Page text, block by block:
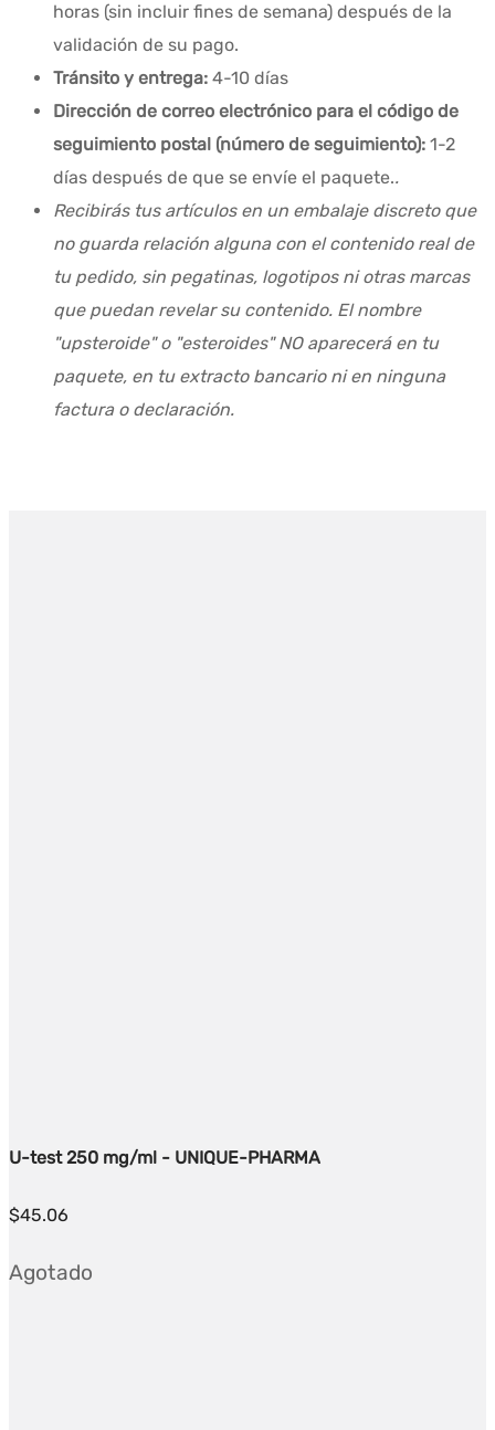
horas (sin incluir fines de semana) después de la
validación de su pago.
Tránsito y entrega: 4-10 días
Dirección de correo electrónico para el código de
seguimiento postal (número de seguimiento): 1-2
días después de que se envíe el paquete..
Recibirás tus artículos en un embalaje discreto que
no guarda relación alguna con el contenido real de
tu pedido, sin pegatinas, logotipos ni otras marcas
que puedan revelar su contenido. El nombre
"upsteroide" o "esteroides" NO aparecerá en tu
paquete, en tu extracto bancario ni en ninguna
factura o declaración.
U-test 250 mg/ml - UNIQUE-PHARMA
$45.06
Agotado